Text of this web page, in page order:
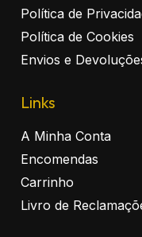
Política de
Política de Cookies
Envios e
Links
A Minha Conta
Encomendas
Carrinho
Livro de